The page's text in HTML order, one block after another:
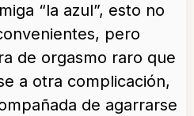
“la azul”, esto no
pero
de orgasmo raro que
a otra complicación,
de agarrarse